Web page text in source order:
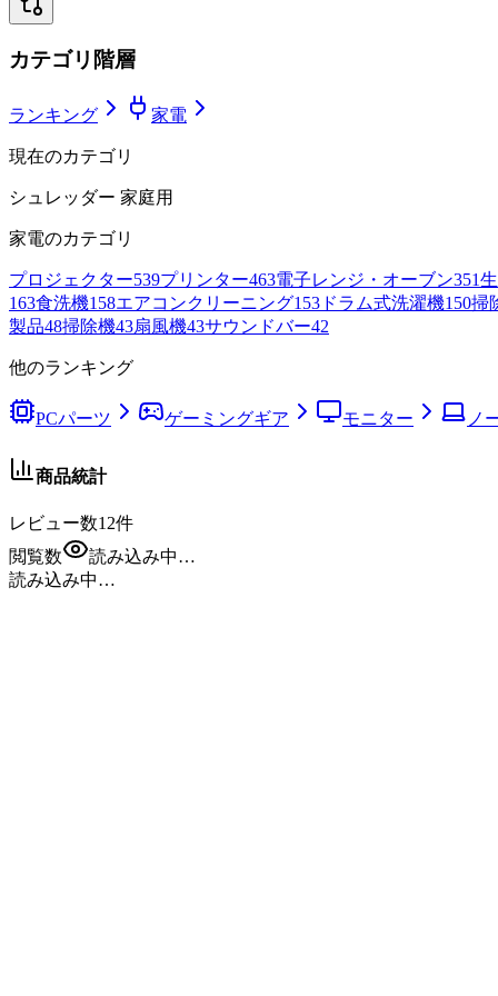
カテゴリ階層
ランキング 家電
現在のカテゴリ
シュレッダー 家庭用
家電のカテゴリ
プロジェクター539プリンター463電子レンジ・オーブン351
163食洗機158エアコンクリーニング153 ドラム式洗濯機150掃
製品48掃除機43扇風機43サウンドバー42
他のランキング
PCパーツ ゲーミングギア モニター ノ
商品統計
レビュー数12件
閲覧数
読み込み中…
読み込み中…